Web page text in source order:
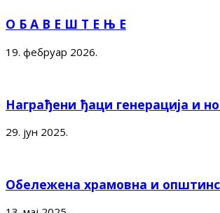
О Б А В Е Ш Т Е Њ Е
19. фебруар 2026.
Награђени ђаци генерација и
29. јун 2025.
Обележена храмовна и